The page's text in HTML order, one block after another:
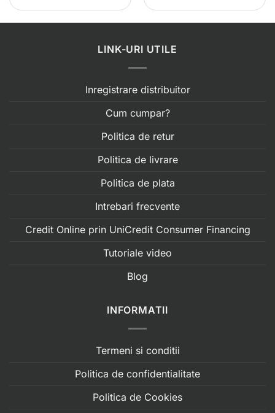
LINK-URI UTILE
Inregistrare distribuitor
Cum cumpar?
Politica de retur
Politica de livrare
Politica de plata
Intrebari frecvente
Credit Online prin UniCredit Consumer Financing
Tutoriale video
Blog
INFORMATII
Termeni si conditii
Politica de confidentialitate
Politica de Cookies